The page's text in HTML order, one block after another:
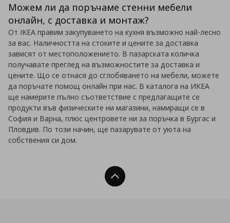
Можем ли да поръчаме стенни мебели
онлайн, с доставка и монтаж?
От IKEA правим закупуването на кухня възможно най-лесно
за вас. Наличността на стоките и цените за доставка
зависят от местоположението. В пазарската количка
получавате преглед на възможностите за доставка и
цените. Що се отнася до сглобяването на мебели, можете
да поръчате помощ онлайн при нас. В каталога на ИКЕА
ще намерите пълно съответствие с предлагащите се
продукти във физическите ни магазини, намиращи се в
София и Варна, плюс центровете ни за поръчка в Бургас и
Пловдив. По този начин, ще пазарувате от уюта на
собствения си дом.
Нагоре